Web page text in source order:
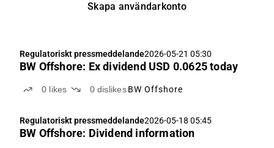
Skapa användarkonto
Regulatoriskt pressmeddelande2026-05-21 05:30
BW Offshore: Ex dividend USD 0.0625 today
0 likes 0 dislikes BW Offshore
Regulatoriskt pressmeddelande2026-05-18 05:45
BW Offshore: Dividend information